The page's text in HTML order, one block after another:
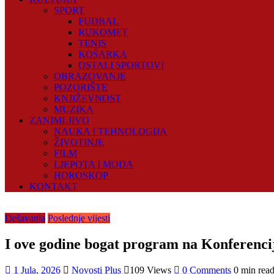
SPORT
FUDBAL
RUKOMET
TENIS
KOŠARKA
OSTALI SPORTOVI
OBRAZOVANJE
POZORIŠTE
KNJIŽEVNOST
MUZIKA
ZANIMLJIVO
NAUKA I TEHNOLOGIJA
ŽIVOTINJE
FILM
LJEPOTA I MODA
HOROSKOP
KONTAKT
Dešavanja Poslednje vijesti
I ove godine bogat program na
1 Jula, 2026 Novosti Plus 109 Views 0 Comments 0 min read